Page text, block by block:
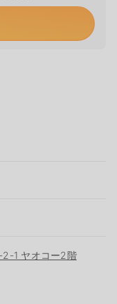
1 ヤオコー2階